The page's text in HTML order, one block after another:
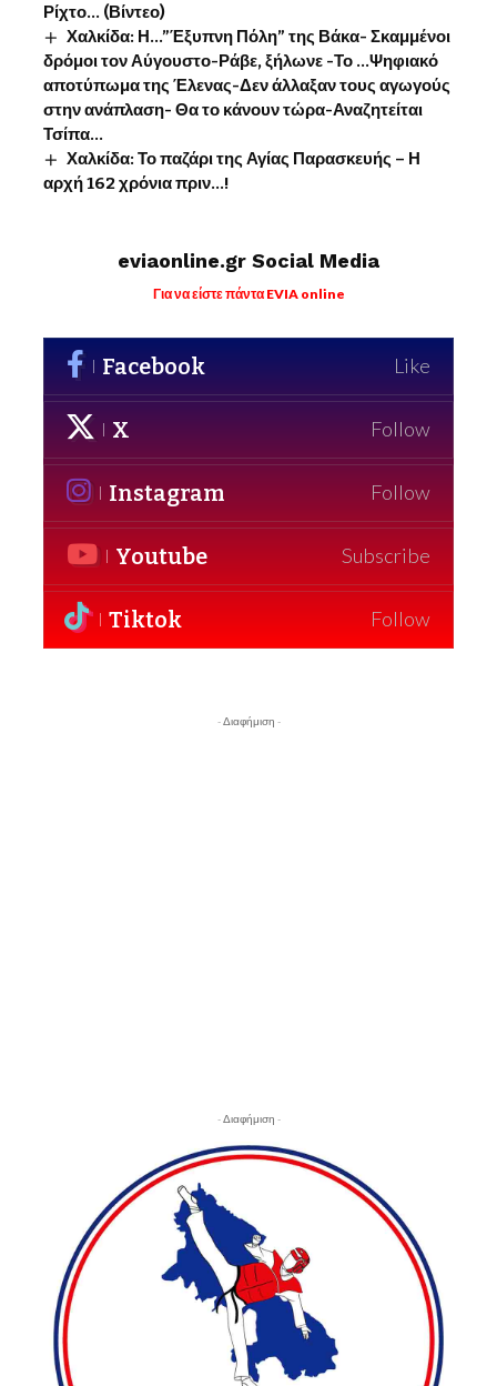
Ρίχτο… (Βίντεο)
Χαλκίδα: Η…”Έξυπνη Πόλη” της Βάκα- Σκαμμένοι
δρόμοι τον Αύγουστο-Ράβε, ξήλωνε -Το …Ψηφιακό
αποτύπωμα της Έλενας-Δεν άλλαξαν τους αγωγούς
στην ανάπλαση- Θα το κάνουν τώρα-Αναζητείται
Τσίπα…
Χαλκίδα: Το παζάρι της Αγίας Παρασκευής – Η
αρχή 162 χρόνια πριν…!
eviaonline.gr Social Media
Για να είστε πάντα EVIA online
Facebook Like
X Follow
Instagram Follow
Youtube Subscribe
Tiktok Follow
- Διαφήμιση -
- Διαφήμιση -